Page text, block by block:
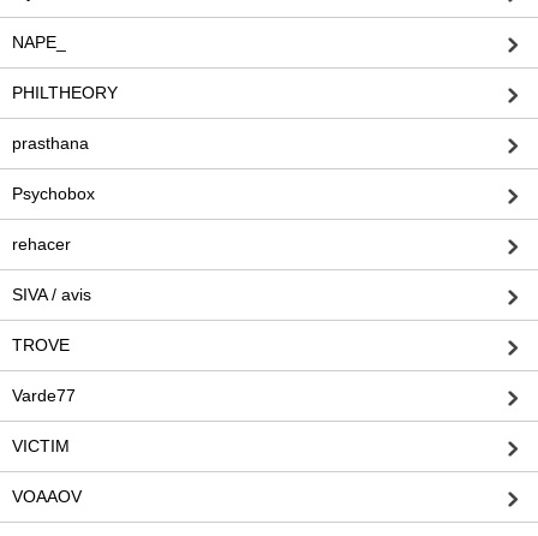
NAPE_
PHILTHEORY
prasthana
Psychobox
rehacer
SIVA / avis
TROVE
Varde77
VICTIM
VOAAOV